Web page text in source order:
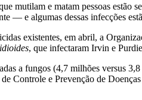
mutilam e matam pessoas estão
— e algumas dessas infecções
existentes, em abril, a
, que infectaram Irvin e
a fungos (4,7 milhões versus
Controle e Prevenção de